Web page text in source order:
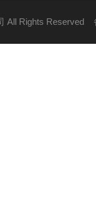
All Rights Reserved